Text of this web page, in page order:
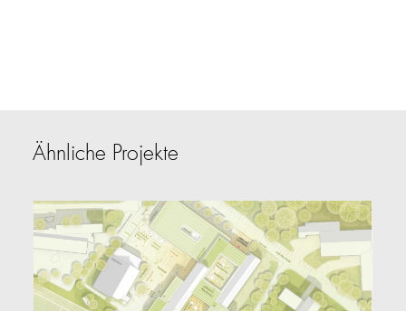
Ähnliche Projekte